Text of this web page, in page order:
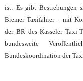
ist: Es gibt Bestrebungen
Bremer Taxifahrer – mit
der BR des Kasseler Taxi-
bundesweite
Bundeskoordination der